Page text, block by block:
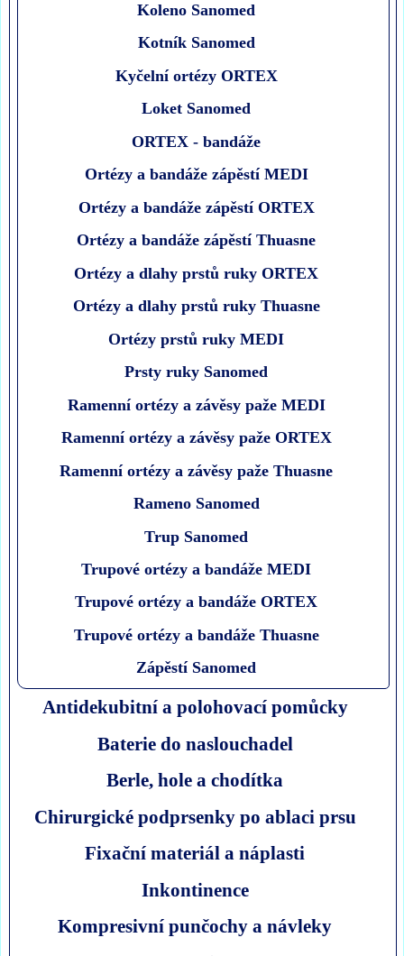
Koleno Sanomed
Kotník Sanomed
Kyčelní ortézy ORTEX
Loket Sanomed
ORTEX - bandáže
Ortézy a bandáže zápěstí MEDI
Ortézy a bandáže zápěstí ORTEX
Ortézy a bandáže zápěstí Thuasne
Ortézy a dlahy prstů ruky ORTEX
Ortézy a dlahy prstů ruky Thuasne
Ortézy prstů ruky MEDI
Prsty ruky Sanomed
Ramenní ortézy a závěsy paže MEDI
Ramenní ortézy a závěsy paže ORTEX
Ramenní ortézy a závěsy paže Thuasne
Rameno Sanomed
Trup Sanomed
Trupové ortézy a bandáže MEDI
Trupové ortézy a bandáže ORTEX
Trupové ortézy a bandáže Thuasne
Zápěstí Sanomed
Antidekubitní a polohovací pomůcky
Baterie do naslouchadel
Berle, hole a chodítka
Chirurgické podprsenky po ablaci prsu
Fixační materiál a náplasti
Inkontinence
Kompresivní punčochy a návleky